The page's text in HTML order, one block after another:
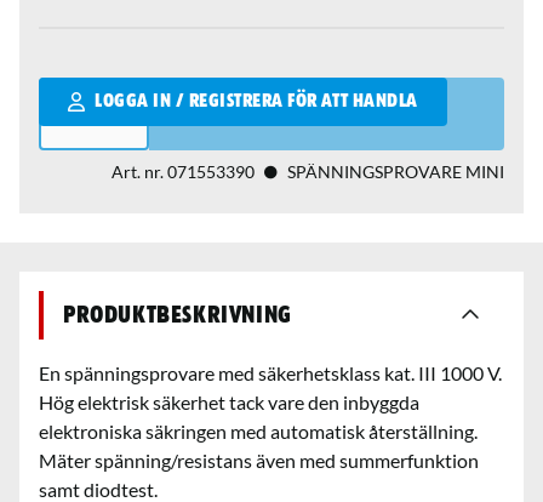
LOGGA IN / REGISTRERA FÖR ATT HANDLA
Qantity
Art. nr.071553390 SPÄNNINGSPROVARE MINI
Produktbeskrivning
En spänningsprovare med säkerhetsklass kat. III 1000 V.
Hög elektrisk säkerhet tack vare den inbyggda
elektroniska säkringen med automatisk återställning.
Mäter spänning/resistans även med summerfunktion
samt diodtest.